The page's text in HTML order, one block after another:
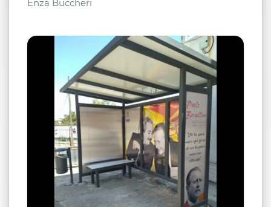
Enza Buccheri